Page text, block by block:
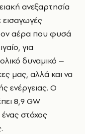
ανεξαρτησία
εισαγωγές
αέρα που φυσά
για
δυναμικό –
μας, αλλά και να
ενέργειας. Ο
8,9 GW
στόχος